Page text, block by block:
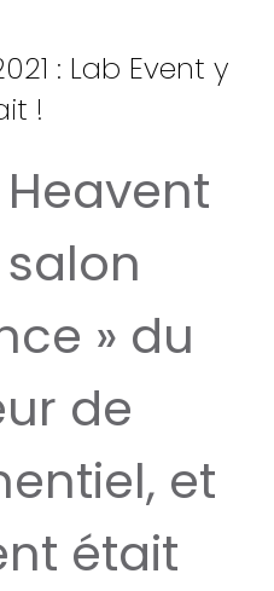
: Lab Event y
!
» du
de
et
était